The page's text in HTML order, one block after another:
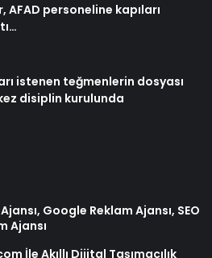
AFAD personeline kapıları
istenen teğmenlerin dosyası
disiplin kurulunda
Google Reklam Ajansı, SEO
Ajansı
İle Akıllı Dijital Taşımacılık